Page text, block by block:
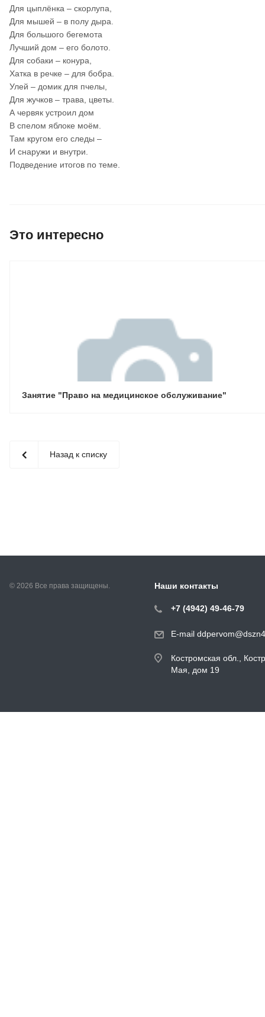
Для цыплёнка – скорлупа,
Для мышей – в полу дыра.
Для большого бегемота
Лучший дом – его болото.
Для собаки – конура,
Хатка в речке – для бобра.
Улей – домик для пчелы,
Для жучков – трава, цветы.
А червяк устроил дом
В спелом яблоке моём.
Там кругом его следы –
И снаружи и внутри.
Подведение итогов по теме.
Это интересно
Занятие "Право на медицинское обслуживание"
Назад к списку
© 2026 Все права защищены. Наши контакты
+7 (4942) 49-46-79
E-mail
Костромская обл.,
Мая, дом 19